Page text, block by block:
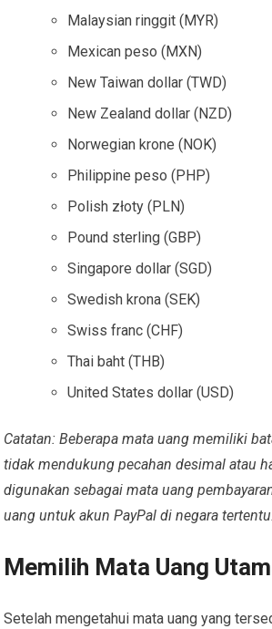
Malaysian ringgit (MYR)
Mexican peso (MXN)
New Taiwan dollar (TWD)
New Zealand dollar (NZD)
Norwegian krone (NOK)
Philippine peso (PHP)
Polish złoty (PLN)
Pound sterling (GBP)
Singapore dollar (SGD)
Swedish krona (SEK)
Swiss franc (CHF)
Thai baht (THB)
United States dollar (USD)
Catatan: Beberapa mata uang memiliki
tidak mendukung pecahan desimal atau
digunakan sebagai mata uang
uang untuk akun PayPal di negara tertentu.
Memilih Mata Uang
Setelah mengetahui mata uang yang